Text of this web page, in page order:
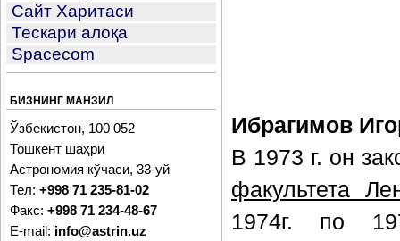
Сайт Харитаси
Тескари алоқа
Spacecom
БИЗНИНГ МАНЗИЛ
Ўзбекистон, 100 052
Тошкент шаҳри
Астрономия кўчаси, 33-уй
Тел: +998 71 235-81-02
Факс: +998 71 234-48-67
E-mail: info@astrin.uz
Ибрагимов
В 1973 г. он
факультета
1974г. по